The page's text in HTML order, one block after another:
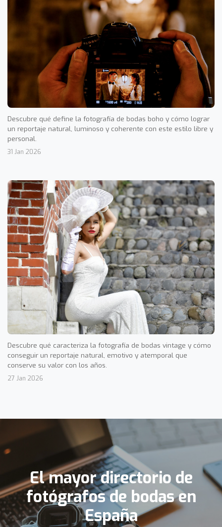
Descubre qué define la fotografía de bodas boho y cómo lograr
un reportaje natural, luminoso y coherente con este estilo libre y
personal.
31 Jan 2026
Descubre qué caracteriza la fotografía de bodas vintage y cómo
conseguir un reportaje natural, emotivo y atemporal que
conserve su valor con los años.
27 Jan 2026
El mayor directorio de
fotógrafos de bodas en
España